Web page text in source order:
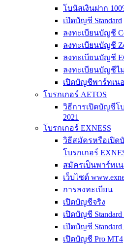
โบนัสเงินฝาก
เปิดบัญชี Standard
ลงทะเบียนบัญชี
ลงทะเบียนบัญชี
ลงทะเบียนบัญชี
ลงทะเบียนบัญชีไ
เปิดบัญชีพาร์ทเน
โบรกเกอร์ AETOS
วิธีการเปิดบัญชีโ
2021
โบรกเกอร์ EXNESS
วิธีสมัครหรือเปิด
โบรกเกอร์
สมัครเป็นพาร์ทเ
เว็บไซต์
การลงทะเบียน
เปิดบัญชีจริง
เปิดบัญชี Standard
เปิดบัญชี Standard
เปิดบัญชี Pro MT4